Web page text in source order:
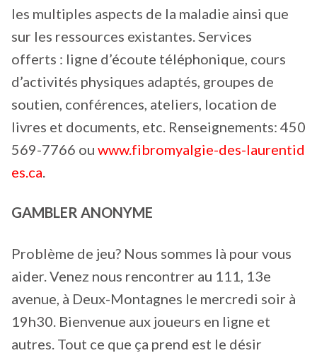
les multiples aspects de la maladie ainsi que
sur les ressources existantes. Services
offerts : ligne d’écoute téléphonique, cours
d’activités physiques adaptés, groupes de
soutien, conférences, ateliers, location de
livres et documents, etc. Renseignements: 450
569-7766 ou www.fibromyalgie-des-laurentid
es.ca
GAMBLER ANONYME
Problème de jeu? Nous sommes là pour vous
aider. Venez nous rencontrer au 111, 13e
avenue, à Deux-Montagnes le mercredi soir à
19h30. Bienvenue aux joueurs en ligne et
autres. Tout ce que ça prend est le désir